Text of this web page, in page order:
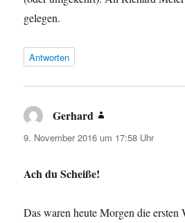
gelegen.
Antworten
Gerhard
9. November 2016 um 17:58 Uhr
Ach du Scheiße!
Das waren heute Morgen die ersten